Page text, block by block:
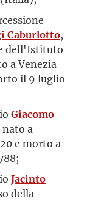
Caburlotto,
dell'Istituto
a Venezia
il 9 luglio
Giacomo
nato a
e morto a
Jacinto
della